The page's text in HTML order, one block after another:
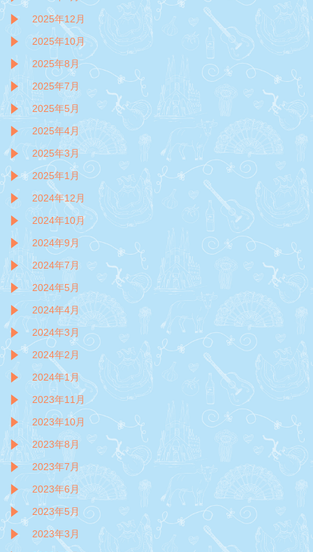
2025年12月
2025年10月
2025年8月
2025年7月
2025年5月
2025年4月
2025年3月
2025年1月
2024年12月
2024年10月
2024年9月
2024年7月
2024年5月
2024年4月
2024年3月
2024年2月
2024年1月
2023年11月
2023年10月
2023年8月
2023年7月
2023年6月
2023年5月
2023年3月